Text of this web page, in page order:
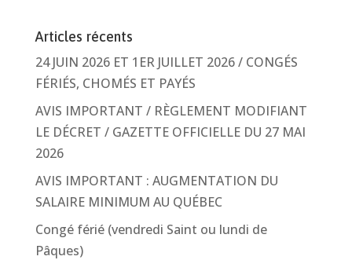
Articles récents
24 JUIN 2026 ET 1ER JUILLET 2026 / CONGÉS
FÉRIÉS, CHOMÉS ET PAYÉS
AVIS IMPORTANT / RÈGLEMENT MODIFIANT
LE DÉCRET / GAZETTE OFFICIELLE DU 27 MAI
2026
AVIS IMPORTANT : AUGMENTATION DU
SALAIRE MINIMUM AU QUÉBEC
Congé férié (vendredi Saint ou lundi de
Pâques)